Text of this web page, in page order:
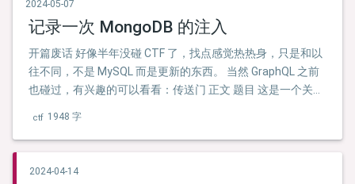
2024-05-07
记录一次 MongoDB 的注入
开篇废话 好像半年没碰 CTF 了，找点感觉热热身，只是和以
往不同，不是 MySQL 而是更新的东西。 当然 GraphQL 之前
也碰过，有兴趣的可以看看：传送门 正文 题目 这是一个关于
MongoDB 的 TODO 网站大作业时,她却感到了前所未有的挑
ctf 1948 字
2024-04-14